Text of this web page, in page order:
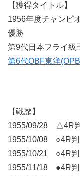
【獲得タイトル】
1956年度チャンピ
優勝
第9代日本フライ級
第6代OBF東洋
【戦歴】
1955/09/28 △4R
1955/10/08 ○4R
1955/10/21 ○4R
1955/11/18 ●4R